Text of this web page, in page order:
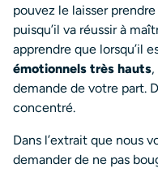
pouvez le laisser
puisqu’il va réussir à
apprendre que lorsqu’il
émotionnels très hauts
demande de votre part.
concentré.
Dans l’extrait que nous
demander de ne pas